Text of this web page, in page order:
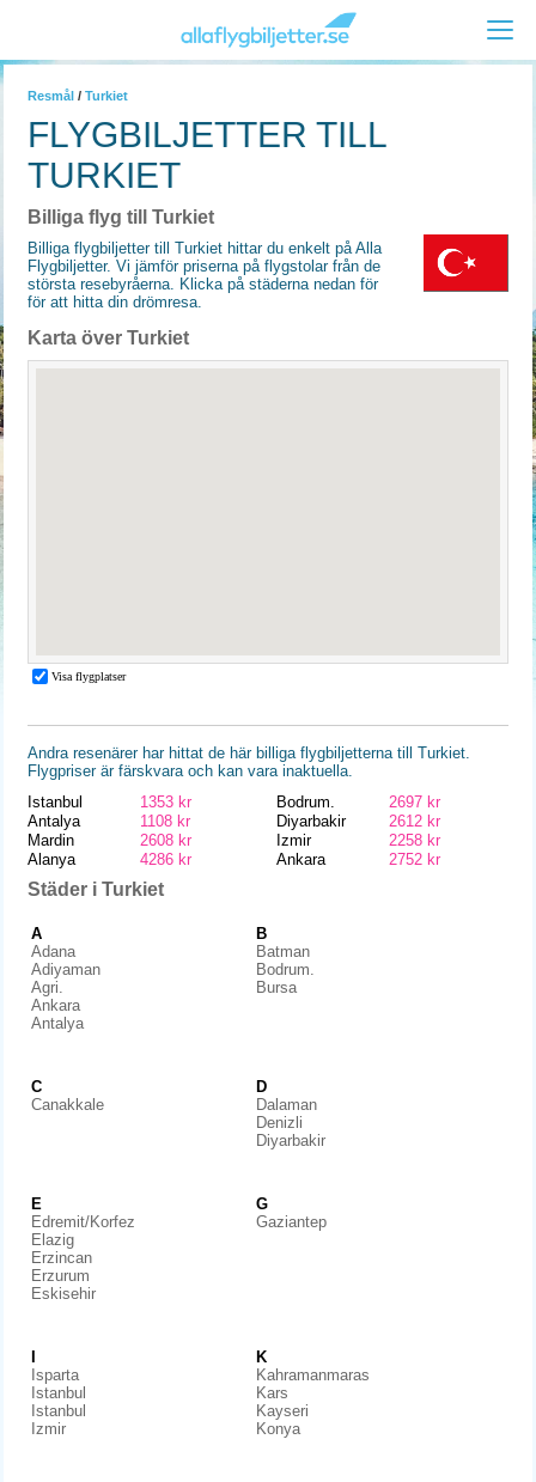
Resmål / Turkiet
FLYGBILJETTER TILL
TURKIET
Billiga flyg till Turkiet
Billiga flygbiljetter till Turkiet hittar du enkelt på Alla
Flygbiljetter. Vi jämför priserna på flygstolar från de
största resebyråerna. Klicka på städerna nedan för
för att hitta din drömresa.
Karta över Turkiet
Andra resenärer har hittat de här billiga flygbiljetterna till Turkiet.
Flygpriser är färskvara och kan vara inaktuella.
Istanbul
1353 kr
Antalya
1108 kr
Mardin
2608 kr
Alanya
4286 kr
Bodrum.
2697 kr
Diyarbakir
2612 kr
Izmir
2258 kr
Ankara
2752 kr
Städer i Turkiet
A
Adana
Adiyaman
Agri.
Ankara
Antalya
B
Batman
Bodrum.
Bursa
C
Canakkale
D
Dalaman
Denizli
Diyarbakir
E
Edremit/Korfez
Elazig
Erzincan
Erzurum
Eskisehir
G
Gaziantep
Isparta
Istanbul
Istanbul
Izmir
K
Kahramanmaras
Kars
Kayseri
Konya